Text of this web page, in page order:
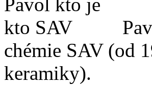
chémie SAV (od
keramiky).